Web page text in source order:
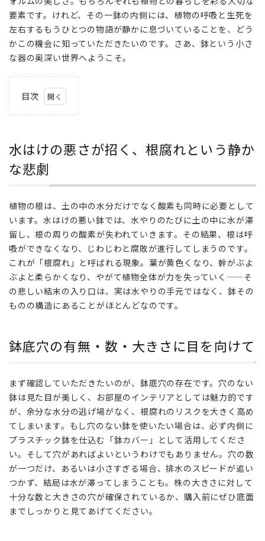
要素です。けれど、その一鉢の内側には、植物の呼吸と生死を
左右するもうひとつの物語が静かに息づいていることを、どう
かこの機会に知っていただきたいのです。さあ、鉢という小さ
な器の奥深い世界へようこそ。
目次
悪さ
が招
く、
れと
いう
静か
な悲
劇
2
鉢底
穴の
有
大き
向け
て
3
素
材
に
よ
っ
て、
ん
水はけの悪さが招く、根腐れという静か
な悲劇
植物の根は、土の中の水分だけでなく酸素も同時に必要として
います。水はけの悪い鉢では、水やりのたびに土の中に水が滞
留し、根の周りの酸素が失われていきます。その結果、根は呼
吸ができなくなり、じわじわと腐敗が進行してしまうのです。
これが「根腐れ」と呼ばれる現象。葉が黄色くなり、幹がぶよ
ぶよと柔らかくなり、やがて植物全体が力を失っていく——そ
の悲しい結末の入り口は、実は水やりの手元ではなく、鉢その
ものの構造にあることがほとんどなのです。
鉢底穴の有無・数・大きさに目を向けて
まず確認していただきたいのが、鉢底穴の存在です。穴のない
鉢は見た目が美しく、お部屋のインテリアとしては魅力的です
が、余分な水分の逃げ場がなく、根腐れのリスクを大きく高め
てしまいます。もし穴のない鉢を使いたい場合は、必ず内側に
プラスチック鉢を仕込む「鉢カバー」として活用してくださ
い。そして穴があればよいというわけでもありません。穴の数
が一つだけ、あるいは小さすぎる場合、排水のスピードが追い
つかず、結局は水が滞ってしまうことも。株の大きさに対して
十分な数と大きさの穴が確保されているか、購入前にぜひ底面
までしっかりと見てあげてください。